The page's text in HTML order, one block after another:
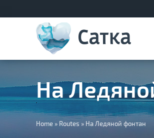
На
You
Home » Routes » На Ледяной фонтан